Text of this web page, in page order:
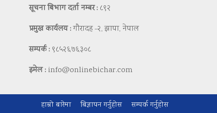
सूचना बिभाग दर्ता नम्बर : ८९२
प्रमुख कार्यलय :गौरादह -२, झापा, नेपाल
सम्पर्क : ९८५२६७६३०८
इमेल : info@onlinebichar.com
हाम्रो बारेमा बिज्ञापन गर्नुहोस सम्पर्क गर्नुहोस